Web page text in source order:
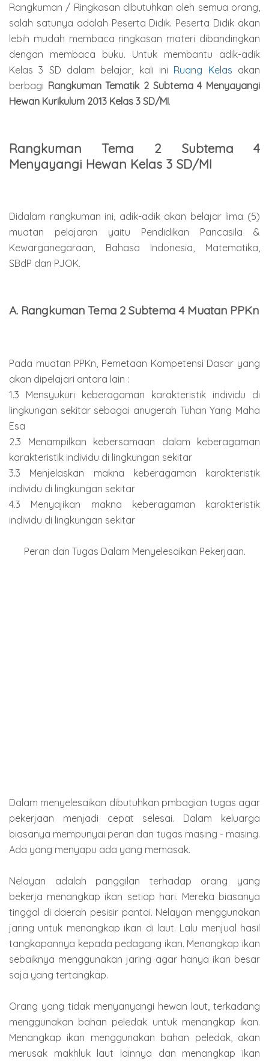
Rangkuman / Ringkasan dibutuhkan oleh semua orang,
salah satunya adalah Peserta Didik. Peserta Didik akan
lebih mudah membaca ringkasan materi dibandingkan
dengan membaca buku. Untuk membantu adik-adik
Kelas 3 SD dalam belajar, kali ini Ruang Kelas akan
berbagi Rangkuman Tematik 2 Subtema 4 Menyayangi
Hewan Kurikulum 2013 Kelas 3 SD/MI.
Rangkuman Tema 2 Subtema 4
Menyayangi Hewan Kelas 3 SD/MI
Didalam rangkuman ini, adik-adik akan belajar lima (5)
muatan pelajaran yaitu Pendidikan Pancasila &
Kewarganegaraan, Bahasa Indonesia, Matematika,
SBdP dan PJOK.
A. Rangkuman Tema 2 Subtema 4 Muatan PPKn
Pada muatan PPKn, Pemetaan Kompetensi Dasar yang
akan dipelajari antara lain :
1.3 Mensyukuri keberagaman karakteristik individu di
lingkungan sekitar sebagai anugerah Tuhan Yang Maha
Esa
2.3 Menampilkan kebersamaan dalam keberagaman
karakteristik individu di lingkungan sekitar
3.3 Menjelaskan makna keberagaman karakteristik
individu di lingkungan sekitar
4.3 Menyajikan makna keberagaman karakteristik
individu di lingkungan sekitar
Peran dan Tugas Dalam Menyelesaikan Pekerjaan.
Dalam menyelesaikan dibutuhkan pmbagian tugas agar
pekerjaan menjadi cepat selesai. Dalam keluarga
biasanya mempunyai peran dan tugas masing - masing.
Ada yang menyapu ada yang memasak.
Nelayan adalah panggilan terhadap orang yang
bekerja menangkap ikan setiap hari. Mereka biasanya
tinggal di daerah pesisir pantai. Nelayan menggunakan
jaring untuk menangkap ikan di laut. Lalu menjual hasil
tangkapannya kepada pedagang ikan. Menangkap ikan
sebaiknya menggunakan jaring agar hanya ikan besar
saja yang tertangkap.
Orang yang tidak menyanyangi hewan laut, terkadang
menggunakan bahan peledak untuk menangkap ikan.
Menangkap ikan menggunakan bahan peledak, akan
merusak makhluk laut lainnya dan menangkap ikan